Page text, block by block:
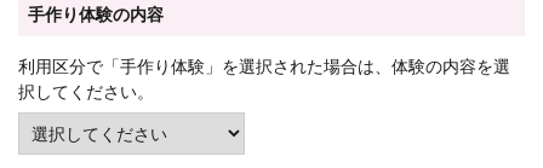
手作り体験の内容
利用区分で「手作り体験」を選択された場合は、体験の内容を選
択してください。